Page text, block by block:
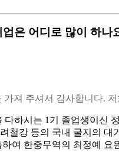
은 어디로 많이 하나
져 주셔서 감사합니다.
다하시는 1기 졸업생이신
철강 등의 국내 굴지의
여 한중무역의 최정예